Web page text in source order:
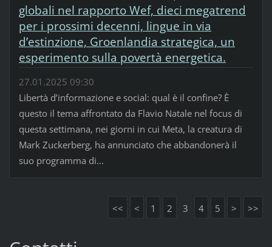
globali nel rapporto Wef, dieci megatrend
per i prossimi decenni, lingue in via
d’estinzione, Groenlandia strategica, un
esperimento sulla povertà energetica.
27.01.2025 09:30
Libertà d’informazione e social: qual è il confine? È
questo il tema affrontato da Flavio Natale nel focus di
questa settimana, nei giorni in cui Meta, la creatura di
Mark Zuckerberg, ha annunciato che abbandonerà il
suo programma di...
<< < 1 2 3 4 5 > >>